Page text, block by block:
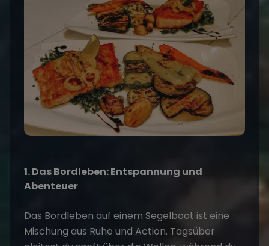
1. Das Bordleben: Entspannung und
Abenteuer
Das Bordleben auf einem Segelboot ist eine
Mischung aus Ruhe und Action. Tagsüber